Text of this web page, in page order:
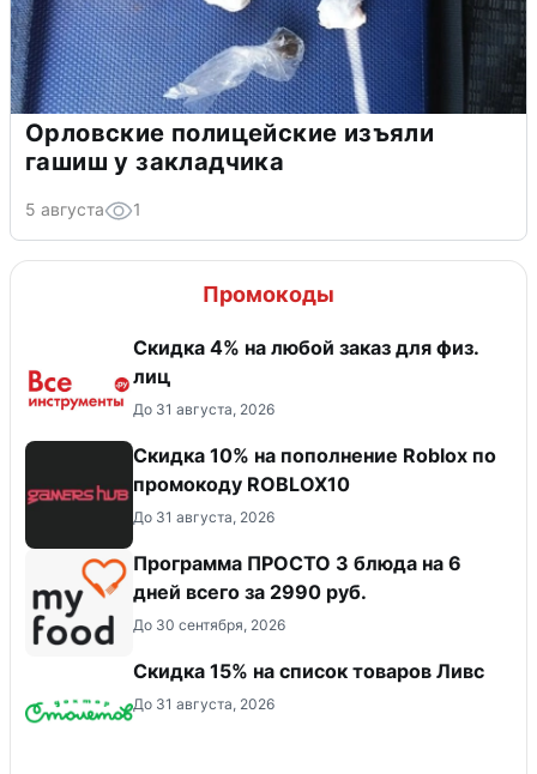
Орловские полицейские изъяли
гашиш у закладчика
5 августа 1
Промокоды
Скидка 4% на любой заказ для физ.
лиц
До 31 августа, 2026
Скидка 10% на пополнение Roblox по
промокоду ROBLOX10
До 31 августа, 2026
Программа ПРОСТО 3 блюда на 6
дней всего за 2990 руб.
До 30 сентября, 2026
Скидка 15% на список товаров Ливс
До 31 августа, 2026